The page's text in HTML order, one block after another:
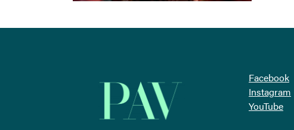
Facebook
Instagram
YouTube